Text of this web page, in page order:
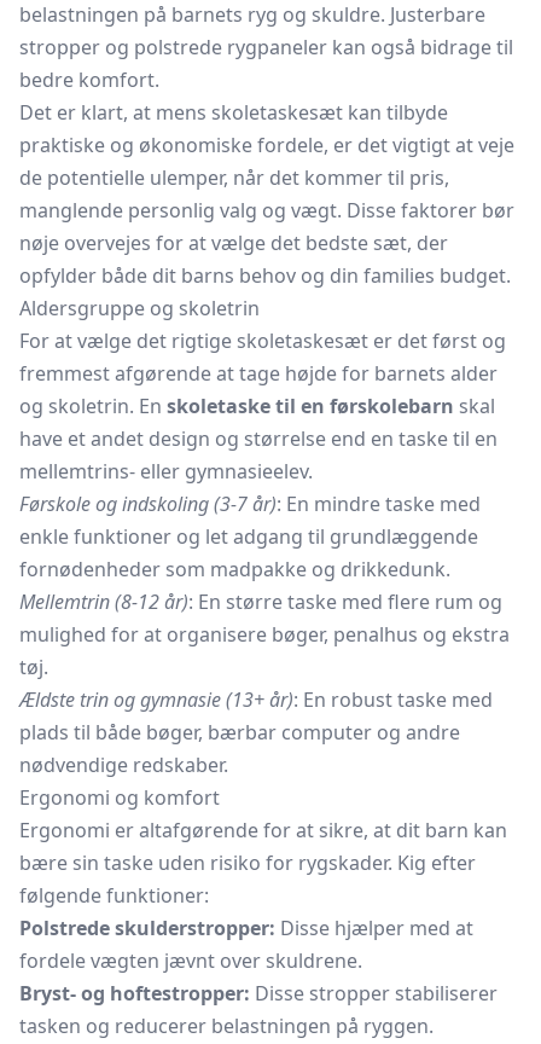
belastningen på barnets ryg og skuldre. Justerbare
stropper og polstrede rygpaneler kan også bidrage til
bedre komfort.
Det er klart, at mens skoletaskesæt kan tilbyde
praktiske og økonomiske fordele, er det vigtigt at veje
de potentielle ulemper, når det kommer til pris,
manglende personlig valg og vægt. Disse faktorer bør
nøje overvejes for at vælge det bedste sæt, der
opfylder både dit barns behov og din families budget.
Aldersgruppe og skoletrin
For at vælge det rigtige skoletaskesæt er det først og
fremmest afgørende at tage højde for barnets alder
og skoletrin. En skoletaske til en førskolebarn skal
have et andet design og størrelse end en taske til en
mellemtrins- eller gymnasieelev.
Førskole og indskoling (3-7 år): En mindre taske med
enkle funktioner og let adgang til grundlæggende
fornødenheder som madpakke og drikkedunk.
Mellemtrin (8-12 år): En større taske med flere rum og
mulighed for at organisere bøger, penalhus og ekstra
tøj.
Ældste trin og gymnasie (13+ år): En robust taske med
plads til både bøger, bærbar computer og andre
nødvendige redskaber.
Ergonomi og komfort
Ergonomi er altafgørende for at sikre, at dit barn kan
bære sin taske uden risiko for rygskader. Kig efter
følgende funktioner:
Polstrede skulderstropper: Disse hjælper med at
fordele vægten jævnt over skuldrene.
Bryst- og hoftestropper: Disse stropper stabiliserer
tasken og reducerer belastningen på ryggen.